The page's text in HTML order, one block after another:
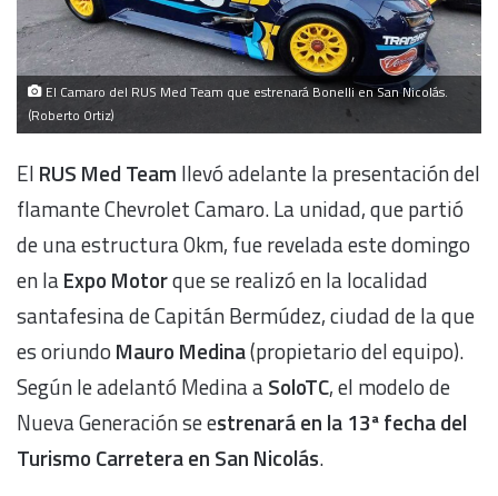
El Camaro del RUS Med Team que estrenará Bonelli en San Nicolás.
(Roberto Ortiz)
El RUS Med Team llevó adelante la presentación del
flamante Chevrolet Camaro. La unidad, que partió
de una estructura 0km, fue revelada este domingo
en laExpo Motorque se realizó en la localidad
santafesina de Capitán Bermúdez, ciudad de la que
es oriundo Mauro Medina(propietario del equipo).
Según le adelantó Medina aSoloTC, el modelo de
Nueva Generación se estrenará en la 13ª fecha del
Turismo Carretera en San Nicolás.